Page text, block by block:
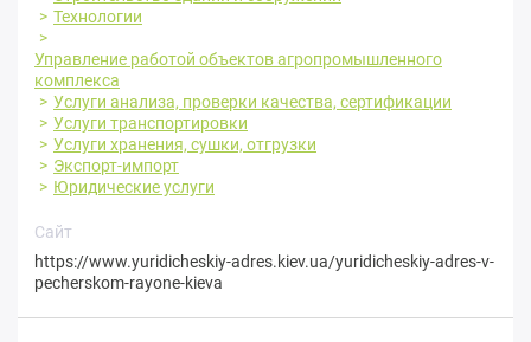
Технологии
Управление работой объектов агропромышленного
комплекса
Услуги анализа, проверки качества, сертификации
Услуги транспортировки
Услуги хранения, сушки, отгрузки
Экспорт-импорт
Юридические услуги
Сайт
https://www.yuridicheskiy-adres.kiev.ua/yuridicheskiy-adres-v-
pecherskom-rayone-kieva